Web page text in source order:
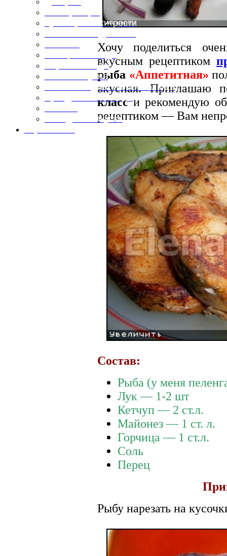
Кулинарные хитрости
Первые блюда
Полевая кухня
Постные и диетические блюда
Праздничные блюда
Холодные закуски
Хочу поделиться
вкусным рецептиком
рыба «Аппетитная»
вкусная. Приглашаю
класси рекомендую
рецептиком — Вам
Состав:
Рыба (у меня
Лук — 1-2 шт
Кетчуп — 2 ст.л.
Майонез — 1 ст. л.
Горчица — 1 ст.л.
Соль
Перец
Рыбу нарезать на